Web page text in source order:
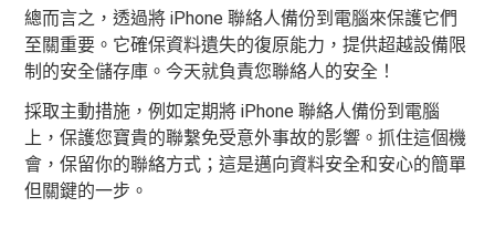
總而言之，透過將 iPhone 聯絡人備份到電腦來保護它們
至關重要。它確保資料遺失的復原能力，提供超越設備限
制的安全儲存庫。今天就負責您聯絡人的安全！
採取主動措施，例如定期將 iPhone 聯絡人備份到電腦
上，保護您寶貴的聯繫免受意外事故的影響。抓住這個機
會，保留你的聯絡方式；這是邁向資料安全和安心的簡單
但關鍵的一步。